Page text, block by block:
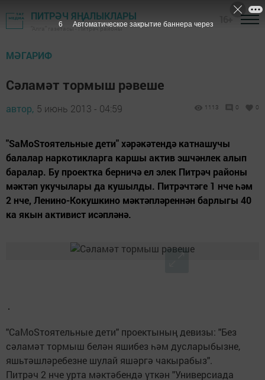
ПИТРӘЧ ЯҢАЛЫКЛАРЫ
"Алга" газетасы - Питрәч районы
МӘГАРИФ
Сәламәт тормыш рәвеше
автор, 5 июнь 2013 - 04:59 1113 0 0
"SаМоSтоятельные дети" хәрәкәтендә катнашучы
балалар наркотикларга каршы актив эшчәнлек алып
баралар. Бу проектка берничә ел элек Питрәч районы
мәктәп укучылары да кушылды. Питрәчтәге 1 нче һәм
2 нче, Ленино-Кокушкино мәктәпләреннән барлыгы 40
ка якын активист исәпләнә.
"СаМоSтоятельные дети" проектының девизы: "Без
сәламәт тормыш белән яшибез һәм дусларыбызне,
яшьтәшләребезне шулай яшәргә чакырабыз".
Питрәч 2 нче урта мәктәбендә үткән "Универсиада
5 Автоматическое закрытие баннера через